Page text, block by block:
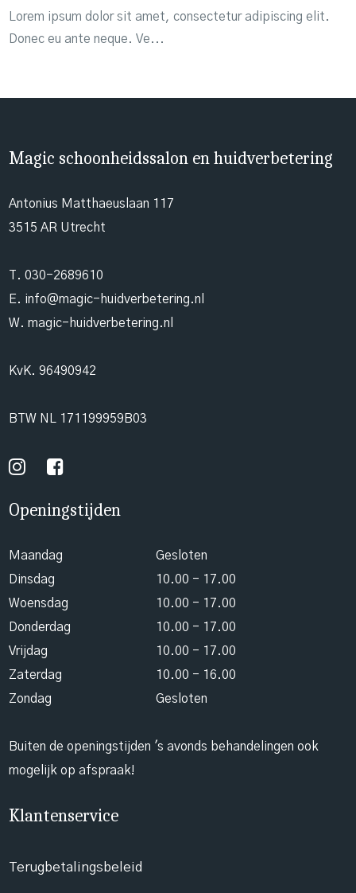
Lorem ipsum dolor sit amet, consectetur adipiscing elit.
Donec eu ante neque. Ve...
Magic schoonheidssalon en huidverbetering
Antonius Matthaeuslaan 117
3515 AR Utrecht
T. 030-2689610
E. info@magic-huidverbetering.nl
W. magic-huidverbetering.nl
KvK. 96490942
BTW NL 171199959B03
Openingstijden
Maandag
Gesloten
Dinsdag
10.00 - 17.00
Woensdag
10.00 - 17.00
Donderdag
10.00 - 17.00
Vrijdag
10.00 - 17.00
Zaterdag
10.00 - 16.00
Zondag
Gesloten
Buiten de openingstijden 's avonds behandelingen ook
mogelijk op afspraak!
Klantenservice
Terugbetalingsbeleid